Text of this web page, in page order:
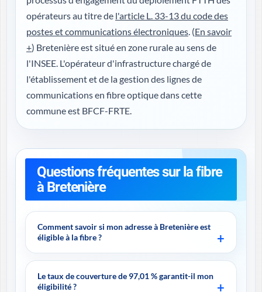
opérateurs au titre de l'article L. 33-13 du code des
postes et communications électroniques. (En savoir
+) Bretenière est situé en zone rurale au sens de
l'INSEE. L'opérateur d'infrastructure chargé de
l'établissement et de la gestion des lignes de
communications en fibre optique dans cette
commune est BFCF-FRTE.
Questions fréquentes sur la fibre
à Bretenière
Comment savoir si mon adresse à Bretenière est
éligible à la fibre ?
Le taux de couverture de 97,01 % garantit-il mon
éligibilité ?